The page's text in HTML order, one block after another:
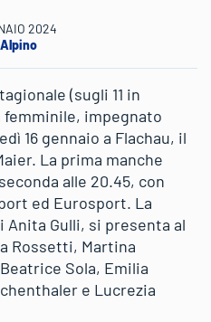
2024
(sugli 11 in
femminile, impegnato
16 gennaio a Flachau, il
La prima manche
alle 20.45, con
ed Eurosport. La
Anita Gulli, si presenta al
Rossetti, Martina
Sola, Emilia
e Lucrezia